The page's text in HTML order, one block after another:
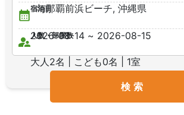
宿泊日
人数・部屋数
検索